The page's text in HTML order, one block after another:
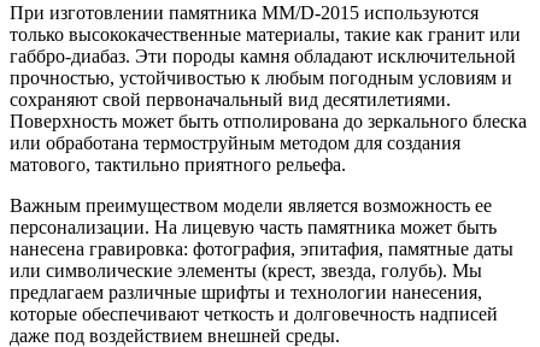
При изготовлении памятника ММ/D-2015 используются
только высококачественные материалы, такие как гранит или
габбро-диабаз. Эти породы камня обладают исключительной
прочностью, устойчивостью к любым погодным условиям и
сохраняют свой первоначальный вид десятилетиями.
Поверхность может быть отполирована до зеркального блеска
или обработана термоструйным методом для создания
матового, тактильно приятного рельефа.
Важным преимуществом модели является возможность ее
персонализации. На лицевую часть памятника может быть
нанесена гравировка: фотография, эпитафия, памятные даты
или символические элементы (крест, звезда, голубь). Мы
предлагаем различные шрифты и технологии нанесения,
которые обеспечивают четкость и долговечность надписей
даже под воздействием внешней среды.